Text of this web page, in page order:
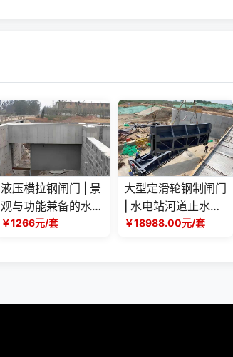
液压横拉钢闸门 | 景
观与功能兼备的水利
工程优选方案
￥1266元/套
大型定滑轮钢制闸门
| 水电站河道止水闸
门源头厂家
￥18988.00元/套